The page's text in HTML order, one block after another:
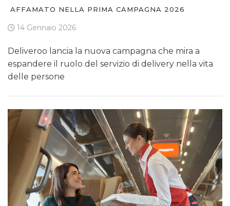
AFFAMATO NELLA PRIMA CAMPAGNA 2026
14 Gennaio 2026
Deliveroo lancia la nuova campagna che mira a
espandere il ruolo del servizio di delivery nella vita
delle persone